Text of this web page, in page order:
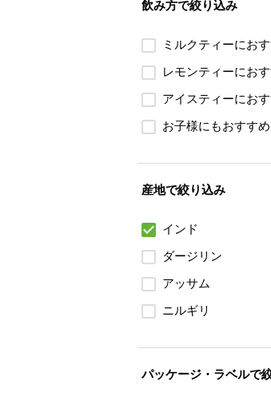
飲み方で絞り込み
ミルクティーにお
レモンティーにお
アイスティーにお
お子様にもおすすめ
産地で絞り込み
インド
ダージリン
アッサム
ニルギリ
パッケージ・ラベルで